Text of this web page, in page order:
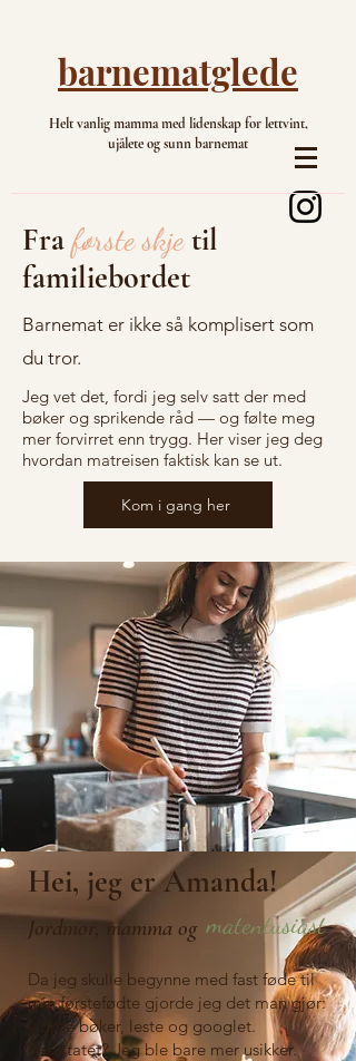
barnematglede
Helt vanlig mamma med lidenskap for lettvint,
ujålete og sunn barnemat
Fraførste skjetil
familiebordet
Barnemat er ikke så komplisert som
du tror.
Jeg vet det, fordi jeg selv satt der med
bøker og sprikende råd — og følte meg
mer forvirret enn trygg. Her viser jeg deg
hvordan matreisen faktisk kan se ut.
Kom i gang her
Hei, jeg er Amanda!
Jordmor, mamma og matentusiast
Da jeg skulle begynne med fast føde til
min førstefødte gjorde jeg det man gjør:
kjøpte bøker, leste og googlet.
Resultatet? Jeg ble bare mer usikker.